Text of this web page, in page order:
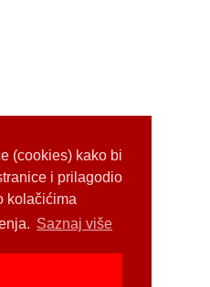
(cookies) kako bi
i prilagodio
kolačićima
Saznaj više